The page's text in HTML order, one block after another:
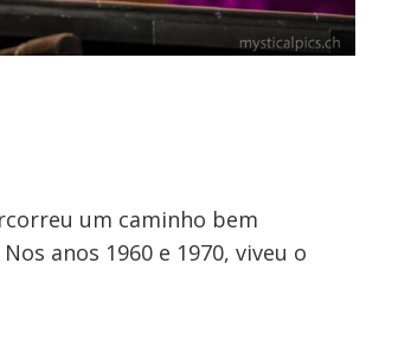
um caminho bem
anos 1960 e 1970, viveu o